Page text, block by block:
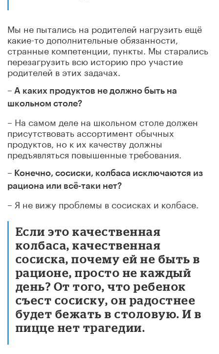
Мы не пытались на родителей нагрузить ещё
какие-то дополнительные обязанности,
странные компетенции, пункты. Мы старались
перезагрузить всю историю про участие
родителей в этих задачах.
– А каких продуктов не должно быть на
школьном столе?
– На самом деле на школьном столе должен
присутствовать ассортимент обычных
продуктов, но к их качеству должны
предъявляться повышенные требования.
– Конечно, сосиски, колбаса исключаются из
рациона или всё-таки нет?
– Я не вижу проблемы в сосисках и колбасе.
Если это качественная
колбаса, качественная
сосиска, почему ей не быть в
рационе, просто не каждый
день? От того, что ребенок
съест сосиску, он радостнее
будет бежать в столовую. И в
пицце нет трагедии.